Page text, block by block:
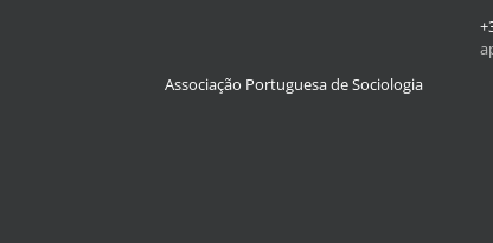
Associação Portuguesa de Sociologia